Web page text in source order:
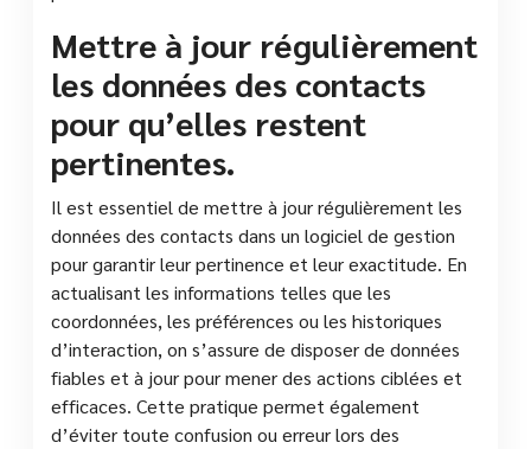
Mettre à jour régulièrement
les données des contacts
pour qu’elles restent
pertinentes.
Il est essentiel de mettre à jour régulièrement les
données des contacts dans un logiciel de gestion
pour garantir leur pertinence et leur exactitude. En
actualisant les informations telles que les
coordonnées, les préférences ou les historiques
d’interaction, on s’assure de disposer de données
fiables et à jour pour mener des actions ciblées et
efficaces. Cette pratique permet également
d’éviter toute confusion ou erreur lors des